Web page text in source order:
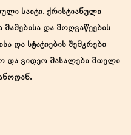
საიტი. ქრისტიანული
და მოღვაწეების
და სტატიების შემკრები
და ვიდეო მასალები მთელი